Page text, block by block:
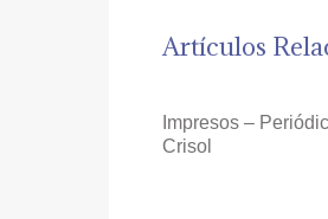
Artículos
Impresos –
Crisol